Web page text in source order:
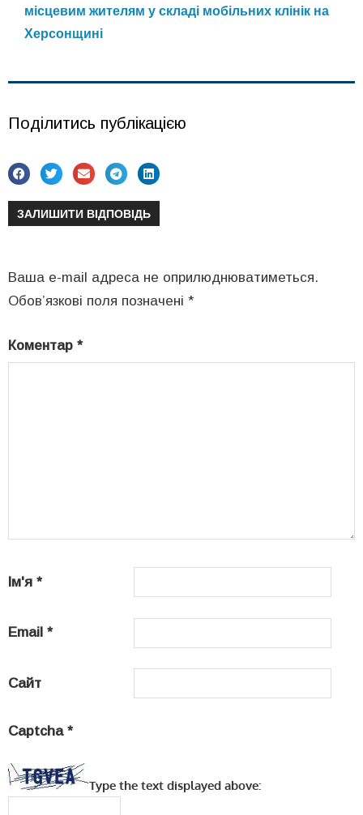
місцевим жителям у складі мобільних клінік на
Херсонщині
Поділитись публікацією
ЗАЛИШИТИ ВІДПОВІДЬ
Ваша e-mail адреса не оприлюднюватиметься.
Обов’язкові поля позначені *
Коментар *
Ім'я *
Email *
Сайт
Captcha *
Type the text displayed above: